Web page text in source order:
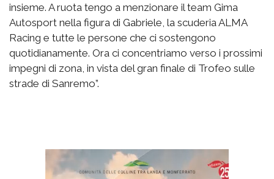
insieme. A ruota tengo a menzionare il team Gima
Autosport nella figura di Gabriele, la scuderia ALMA
Racing e tutte le persone che ci sostengono
quotidianamente. Ora ci concentriamo verso i prossimi
impegni di zona, in vista del gran finale di Trofeo sulle
strade di Sanremo”.